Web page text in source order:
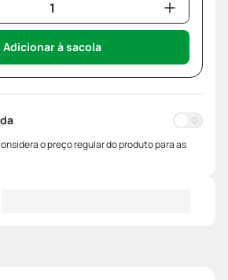
Adicionar à sacola
o preço regular do produto para as